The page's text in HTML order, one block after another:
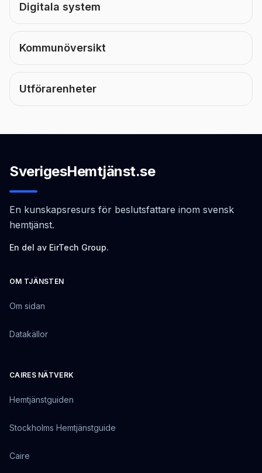
Digitala system
Kommunöversikt
Utförarenheter
SverigesHemtjänst.se
En kunskapsresurs för beslutsfattare inom svensk
hemtjänst.
En del av EirTech Group.
OM TJÄNSTEN
Om sidan
Datakällor
CAIRES NÄTVERK
Hemtjänstguiden
Stockholms Hemtjänstguide
Caire